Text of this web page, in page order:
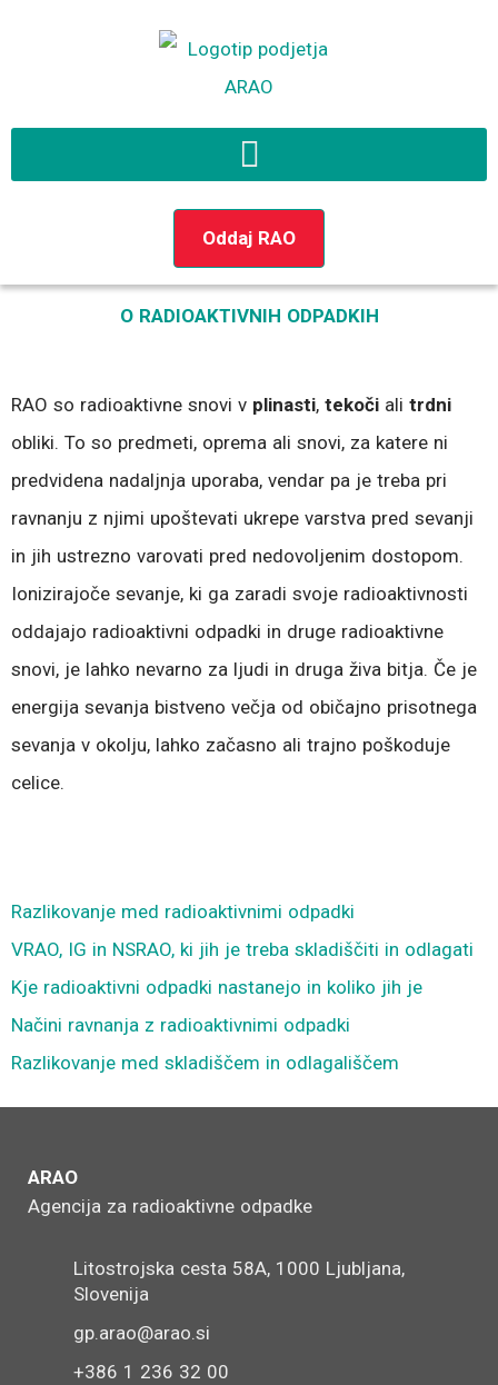
Oddaj RAO
O RADIOAKTIVNIH ODPADKIH
RAO so radioaktivne snovi v plinasti, tekoči ali trdni
obliki. To so predmeti, oprema ali snovi, za katere ni
predvidena nadaljnja uporaba, vendar pa je treba pri
ravnanju z njimi upoštevati ukrepe varstva pred sevanji
in jih ustrezno varovati pred nedovoljenim dostopom.
Ionizirajoče sevanje, ki ga zaradi svoje radioaktivnosti
oddajajo radioaktivni odpadki in druge radioaktivne
snovi, je lahko nevarno za ljudi in druga živa bitja. Če je
energija sevanja bistveno večja od običajno prisotnega
sevanja v okolju, lahko začasno ali trajno poškoduje
celice.
Razlikovanje med radioaktivnimi odpadki
VRAO, IG in NSRAO, ki jih je treba skladiščiti in odlagati
Kje radioaktivni odpadki nastanejo in koliko jih je
Načini ravnanja z radioaktivnimi odpadki
Razlikovanje med skladiščem in odlagališčem
ARAO
Agencija za radioaktivne odpadke
Litostrojska cesta 58A, 1000 Ljubljana,
Slovenija
gp.arao@arao.si
+386 1 236 32 00